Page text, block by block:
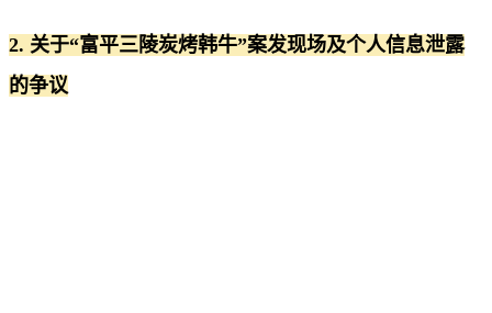
2. 关于“富平三陵炭烤韩牛”案发现场及个人信息泄露
的争议